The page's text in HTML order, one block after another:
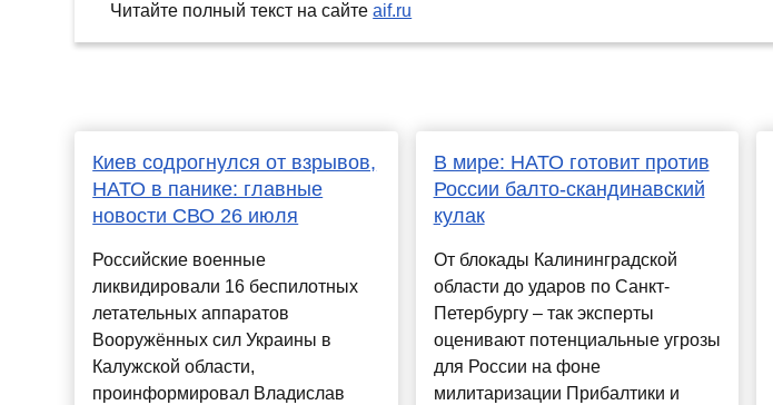
Читайте полный текст на сайтеaif.ru
Киев содрогнулся от взрывов,
НАТО в панике: главные
новости СВО 26 июля
Российские военные
ликвидировали 16 беспилотных
летательных аппаратов
Вооружённых сил Украины в
Калужской области,
проинформировал Владислав
В мире: НАТО готовит против
России балто-скандинавский
кулак
От блокады Калининградской
области до ударов по Санкт-
Петербургу – так эксперты
оценивают потенциальные угрозы
для России на фоне
милитаризации Прибалтики и